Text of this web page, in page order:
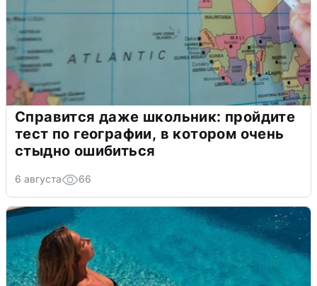
Справится даже школьник: пройдите
тест по географии, в котором очень
стыдно ошибиться
6 августа 66